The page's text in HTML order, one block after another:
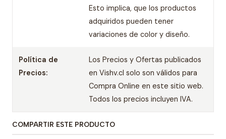
Esto implica, que los productos
adquiridos pueden tener
variaciones de color y diseño.
Política de
Precios:
Los Precios y Ofertas publicados
en Vishv.cl solo son válidos para
Compra Online en este sitio web.
Todos los precios incluyen IVA.
COMPARTIR ESTE PRODUCTO